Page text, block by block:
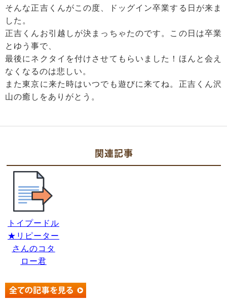
そんな正吉くんがこの度、ドッグイン卒業する日が来ま
した。
正吉くんお引越しが決まっちゃたのです。この日は卒業
とゆう事で、
最後にネクタイを付けさせてもらいました！ほんと会え
なくなるのは悲しい。
また東京に来た時はいつでも遊びに来てね。正吉くん沢
山の癒しをありがとう。
関連記事
トイプードル
★リピーター
さんのコタ
ロー君